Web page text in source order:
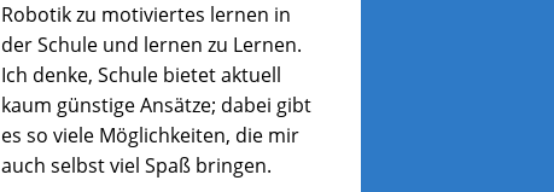
Robotik zu motiviertes lernen in
der Schule und lernen zu Lernen.
Ich denke, Schule bietet aktuell
kaum günstige Ansätze; dabei gibt
es so viele Möglichkeiten, die mir
auch selbst viel Spaß bringen.